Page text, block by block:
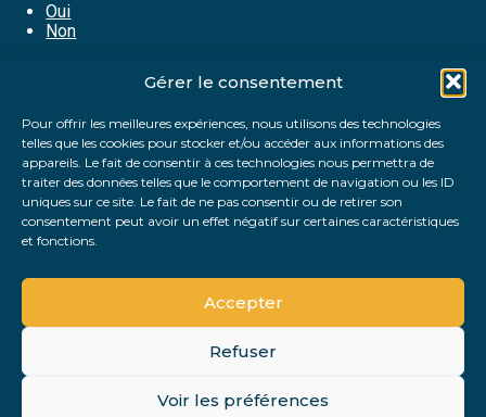
Gérer le consentement
Pour offrir les meilleures expériences, nous utilisons des technologies
telles que les cookies pour stocker et/ou accéder aux informations des
appareils. Le fait de consentir à ces technologies nous permettra de
traiter des données telles que le comportement de navigation ou les ID
uniques sur ce site. Le fait de ne pas consentir ou de retirer son
consentement peut avoir un effet négatif sur certaines caractéristiques
et fonctions.
Accepter
Refuser
Voir les préférences
Oui
Non
FaceBook
TwitterLinkedIn
PLAN DU SITE